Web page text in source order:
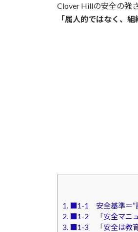
Clover Hillの安全の強さ
「属人的ではなく、
1. ■1-1 安全基準＝“
2. ■1-2 「安全マニ
3. ■1-3 「安全は教